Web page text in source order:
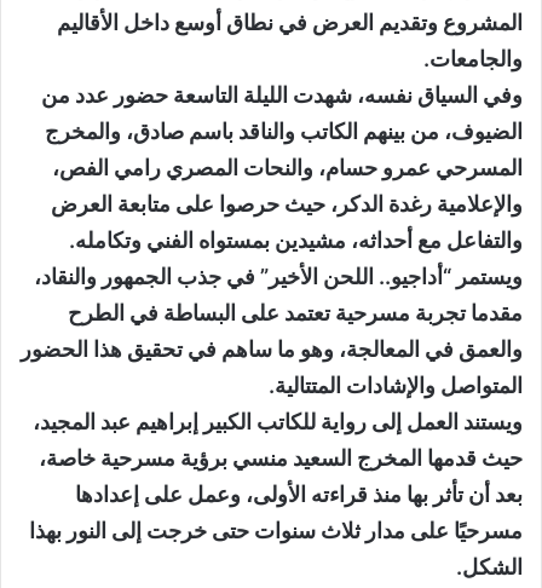
المشروع وتقديم العرض في نطاق أوسع داخل الأقاليم
والجامعات.
وفي السياق نفسه، شهدت الليلة التاسعة حضور عدد من
الضيوف، من بينهم الكاتب والناقد باسم صادق، والمخرج
المسرحي عمرو حسام، والنحات المصري رامي الفص،
والإعلامية رغدة الدكر، حيث حرصوا على متابعة العرض
والتفاعل مع أحداثه، مشيدين بمستواه الفني وتكامله.
ويستمر “أداجيو.. اللحن الأخير” في جذب الجمهور والنقاد،
مقدما تجربة مسرحية تعتمد على البساطة في الطرح
والعمق في المعالجة، وهو ما ساهم في تحقيق هذا الحضور
المتواصل والإشادات المتتالية.
ويستند العمل إلى رواية للكاتب الكبير إبراهيم عبد المجيد،
حيث قدمها المخرج السعيد منسي برؤية مسرحية خاصة،
بعد أن تأثر بها منذ قراءته الأولى، وعمل على إعدادها
مسرحيًا على مدار ثلاث سنوات حتى خرجت إلى النور بهذا
الشكل.